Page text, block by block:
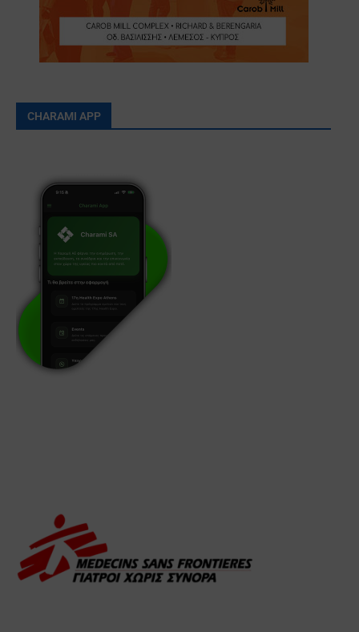
CHARAMI APP